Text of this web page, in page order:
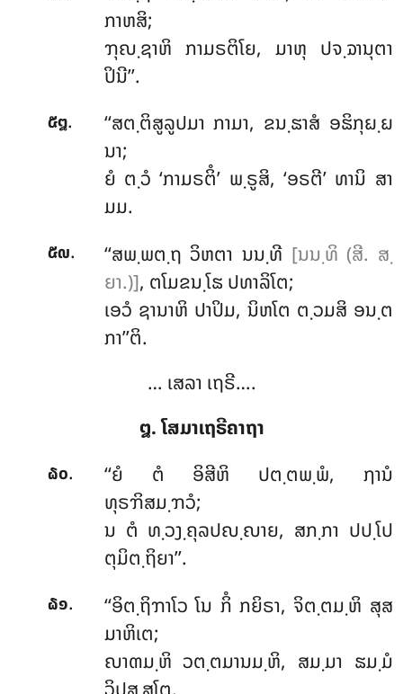
ກາຫສິ;
ຠຸຎ຺ຊາຫິ ກາມຣຕິໂຍ, ມາຫຸ ປຈ຺ຉານຸຕາ
ປິນີ’’.
໕໘.
‘‘ສຕ຺ຕິສູລູປມາ ກາມາ, ຂນ຺ຘາສໍ ອຘິກຸຏ຺ຏ
ນາ;
ຍໍ ຕ຺ວໍ ‘ກາມຣຕິໍ’ ພ຺ຣູສິ, ‘ອຣຕີ’ ທານິ ສາ
ມມ.
໕໙. ‘‘ສພ຺ພຕ຺ຖ ວິຫຕາ ນນ຺ທີ [ນນ຺ທິ (ສີ. ສ຺
ຍາ.)], ຕໂມຂນ຺ໂຘ ປທາລິໂຕ;
ເອວໍ ຊານາຫິ ປາປິມ, ນິຫໂຕ ຕ຺ວມສິ ອນ຺ຕ
ກາ’’ຕິ.
… ເສລາ ເຖຣີ….
໘. ໂສມາເຖຣີຄາຖາ
໖໐.
‘‘ຍໍ ຕໍ ອິສີຫິ ປຕ຺ຕພ຺ພໍ, ຐານໍ
ທຸຣຠິສມ຺ຠວໍ;
ນ ຕໍ ທ຺ວງ຺ຄຸລປຎ຺ຎາຍ, ສກ຺ກາ ປປ຺ໂປ
ຕຸມິຕ຺ຖິຍາ’’.
໖໑.
‘‘ອິຕ຺ຖິຠາໂວ ໂນ ກິໍ ກຍິຣາ, ຈິຕ຺ຕມ຺ຫິ ສຸສ
ມາຫິເຕ;
ຎາຓມ຺ຫິ ວຕ຺ຕມານມ຺ຫິ, ສມ຺ມາ ຘມ຺ມໍ